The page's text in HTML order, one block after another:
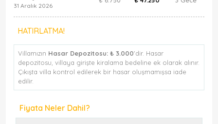
31 Aralık 2026
HATIRLATMA!
Villamızın Hasar Depozitosu: ₺ 3.000'dir. Hasar
depozitosu, villaya girişte kiralama bedeline ek olarak alınır.
Çıkışta villa kontrol edilerek bir hasar oluşmamışsa iade
edilir.
Fiyata Neler Dahil?